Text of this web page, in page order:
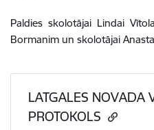
Paldies skolotājai Lindai
Bormanim un skolotājai
LATGALES NOVADA
PROTOKOLS